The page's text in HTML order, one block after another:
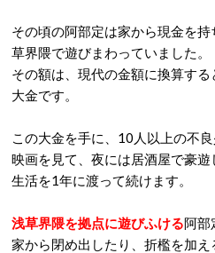
その頃の阿部定は家から現金を
草界隈で遊びまわっていました。
その額は、現代の金額に換算す
大金です。
この大金を手に、10人以上の不
映画を見て、夜には居酒屋で豪
生活を1年に渡って続けます。
浅草界隈を拠点に遊びふける阿部
家から閉め出したり、折檻を加